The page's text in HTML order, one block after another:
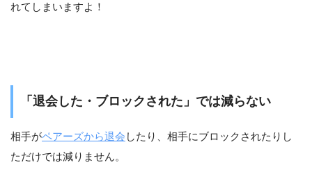
れてしまいますよ！
「退会した・ブロックされた」では減らない
相手がペアーズから退会 したり、相手にブロックされたりし
ただけでは減りません。